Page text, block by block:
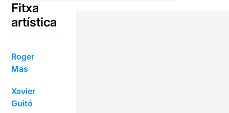
Fitxa
artística
Roger
Mas
Xavier
Guitó